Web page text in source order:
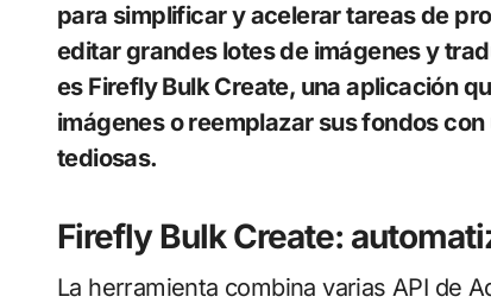
para simplificar y acelerar tareas de
editar grandes lotes de imágenes y
es Firefly Bulk Create, una aplicación
imágenes o reemplazar sus fondos
tediosas.
Firefly Bulk Create:
La herramienta combina varias API de